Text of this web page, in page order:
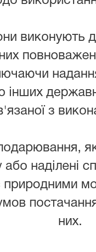
виконують
інших
з
наділені
них.